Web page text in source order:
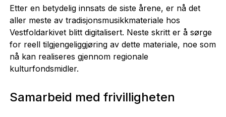
Etter en betydelig innsats de siste årene, er nå det
aller meste av tradisjonsmusikkmateriale hos
Vestfoldarkivet blitt digitalisert. Neste skritt er å sørge
for reell tilgjengeliggjøring av dette materiale, noe som
nå kan realiseres gjennom regionale
kulturfondsmidler.
Samarbeid med frivilligheten